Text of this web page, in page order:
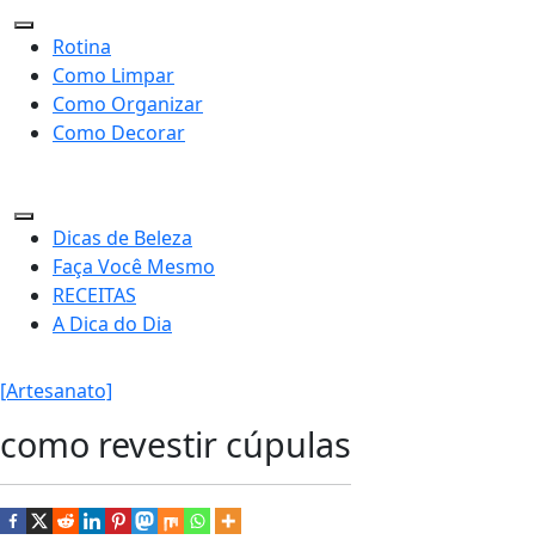
Rotina
Como Limpar
Como Organizar
Como Decorar
Dicas de Beleza
Faça Você Mesmo
RECEITAS
A Dica do Dia
[Artesanato]
como revestir cúpulas